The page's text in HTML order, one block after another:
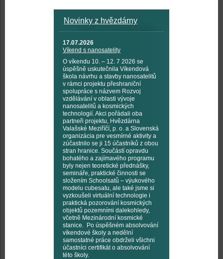
Novinky z hvězdárny
17.07.2026
Víkend s nanosatelity
O víkendu 10. – 12. 7 2026 se
úspěšně uskutečnila Víkendová
škola návrhu a stavby nanosatelitů
v rámci projektu přeshraniční
spolupráce s názvem Rozvoj
vzdělávání v oblasti vývoje
nanosatelitů a kosmických
technologií. Akci pořádali oba
partneři projektu, Hvězdárna
Valašské Meziříčí, p. o. a Slovenská
organizácia pre vesmírné aktivity a
zúčastnilo se ji 15 účastníků z obou
stran hranice. Součástí opravdu
bohatého a zajímavého programu
byly nejen teoretické přednášky,
semináře, praktické činnosti se
složením Schoolsatů – výukového
modelu cubesatu, ale také jsme si
vyzkoušeli virtuální technologie i
praktická pozorování kosmických
objektů pozemními dalekohledy,
včetně Mezinárodní kosmické
stanice. Po úspěšném absolvování
víkendové školy a nedělní
samostatné práce obdrželi všichni
účastníci certifikát o absolvování
této školy.